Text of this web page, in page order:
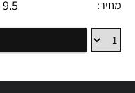
מחיר:
9.5
מחזיק
סכין